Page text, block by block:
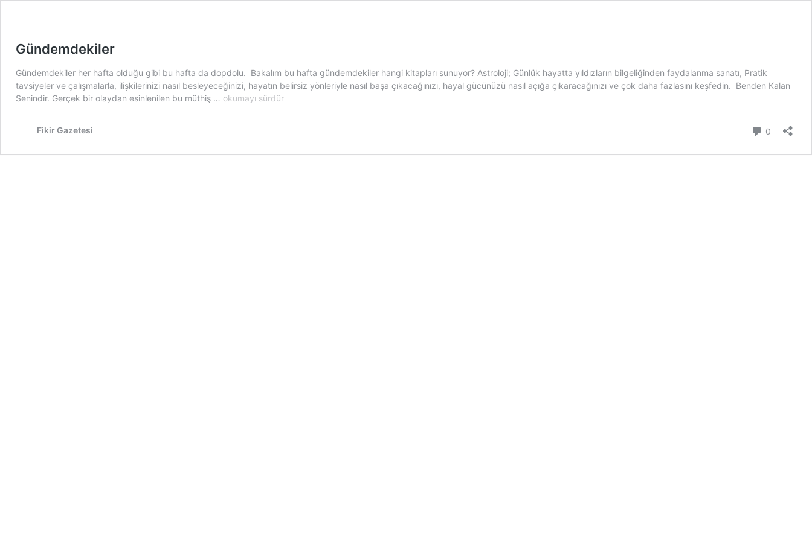
Gündemdekiler
Gündemdekiler her hafta olduğu gibi bu hafta da dopdolu. Bakalım bu hafta gündemdekiler hangi kitapları sunuyor? Astroloji; Günlük hayatta yıldızların bilgeliğinden faydalanma sanatı, Pratik
tavsiyeler ve çalışmalarla, ilişkilerinizi nasıl besleyeceğinizi, hayatın belirsiz yönleriyle nasıl başa çıkacağınızı, hayal gücünüzü nasıl açığa çıkaracağınızı ve çok daha fazlasını keşfedin. Benden Kalan
Senindir. Gerçek bir olaydan esinlenilen bu müthiş … Gündemdekiler
okumayı sürdür
Fikir Gazetesi 0 Yorum